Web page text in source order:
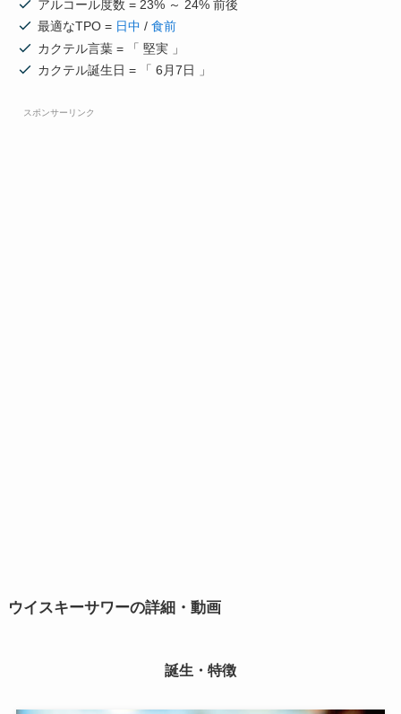
アルコール度数 = 23% ～ 24% 前後
最適なTPO = 日中 /食前
カクテル言葉 = 「 堅実 」
カクテル誕生日 = 「 6月7日 」
スポンサーリンク
ウイスキーサワーの詳細・動画
誕生・特徴